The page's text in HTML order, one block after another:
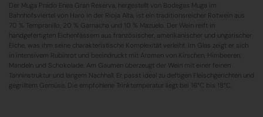
Der Muga Prado Enea Gran Reserva, hergestellt von Bodegas Muga im
Bahnhofsviertel von Haro in der Rioja Alta, ist ein traditionsreicher Rotwein aus
70 % Tempranillo, 20 % Garnacha und 10 % Mazuelo. Der Wein reift in
handgefertigten Eichenfässern aus französischer, amerikanischer und ungarischer
Eiche, was ihm seine charakteristische Komplexität verleiht. Im Glas zeigt er sich
in intensivem Rubinrot und beeindruckt mit Aromen von Kirschen, Himbeeren,
Mandeln und Schokolade. Am Gaumen überzeugt der Wein mit einer feinen
Tanninstruktur und langem Nachhall. Er passt ideal zu deftigen Fleischgerichten und
gegrilltem Gemüse. Die empfohlene Trinktemperatur liegt bei 16°C bis 18°C.